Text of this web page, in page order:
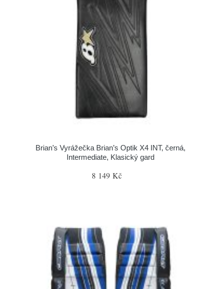
Brian’s Vyrážečka Brian’s Optik X4 INT, černá,
Intermediate, Klasický gard
8 149 Kč